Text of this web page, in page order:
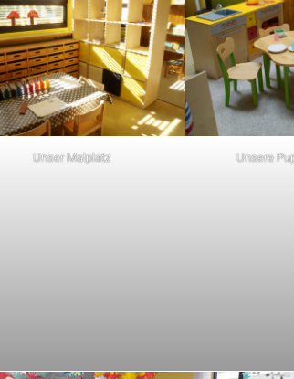
Unser Malplatz Unsere